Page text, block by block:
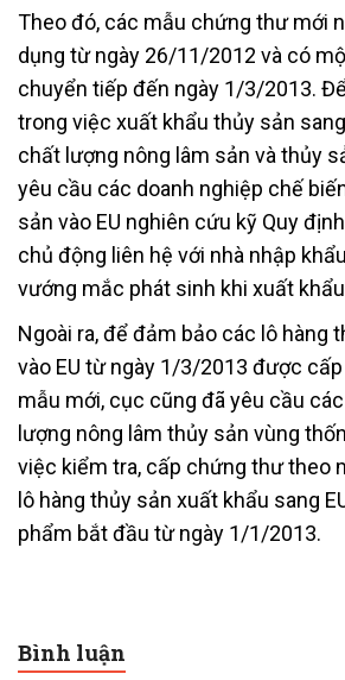
Theo đó, các mẫu chứng thư mới
dụng từ ngày 26/11/2012 và có
chuyển tiếp đến ngày 1/3/2013.
trong việc xuất khẩu thủy sản sang
chất lượng nông lâm sản và thủy
yêu cầu các doanh nghiệp chế
sản vào EU nghiên cứu kỹ Quy
chủ động liên hệ với nhà nhập
vướng mắc phát sinh khi xuất
Ngoài ra, để đảm bảo các lô hàng
vào EU từ ngày 1/3/2013 được
mẫu mới, cục cũng đã yêu cầu
lượng nông lâm thủy sản vùng
việc kiểm tra, cấp chứng thư theo
lô hàng thủy sản xuất khẩu sang
phẩm bắt đầu từ ngày 1/1/2013.
Bình luận